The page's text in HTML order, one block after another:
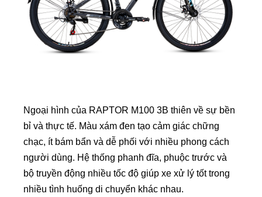
Ngoại hình của RAPTOR M100 3B thiên về sự bền
bỉ và thực tế. Màu xám đen tạo cảm giác chững
chạc, ít bám bẩn và dễ phối với nhiều phong cách
người dùng. Hệ thống phanh đĩa, phuộc trước và
bộ truyền động nhiều tốc độ giúp xe xử lý tốt trong
nhiều tình huống di chuyển khác nhau.